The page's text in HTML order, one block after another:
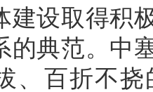
建设取得积
的典范。中
、百折不